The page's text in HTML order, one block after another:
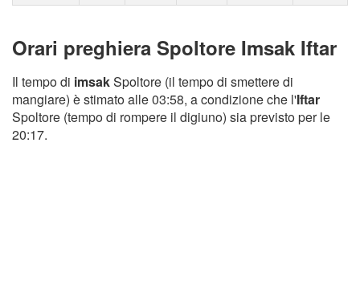
Orari preghiera Spoltore Imsak Iftar
Il tempo di imsakSpoltore (il tempo di smettere di
mangiare) è stimato alle 03:58, a condizione che l'Iftar
Spoltore (tempo di rompere il digiuno) sia previsto per le
20:17.